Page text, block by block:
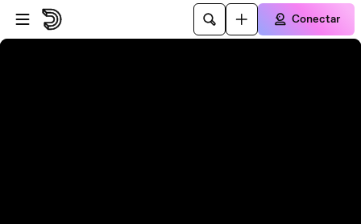
Pular para o player
Ir para o conteúdo principal
Conectar